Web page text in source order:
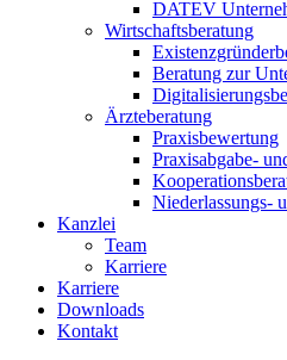
DATEV
Wirtschaftsberatung
Beratung zur
Ärzteberatung
Praxisbewertung
Praxisabgabe-
Niederlassungs-
Kanzlei
Team
Karriere
Karriere
Downloads
Kontakt